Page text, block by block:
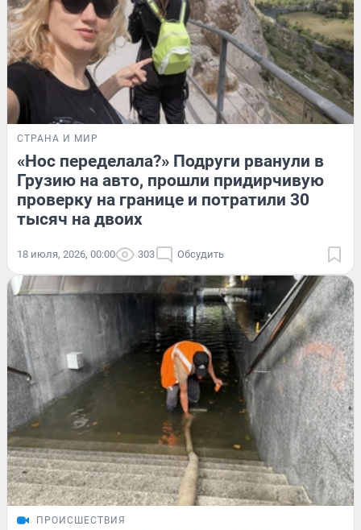
СТРАНА И МИР
«Нос переделала?» Подруги рванули в
Грузию на авто, прошли придирчивую
проверку на границе и потратили 30
тысяч на двоих
18 июля, 2026, 00:00 303 Обсудить
ПРОИСШЕСТВИЯ